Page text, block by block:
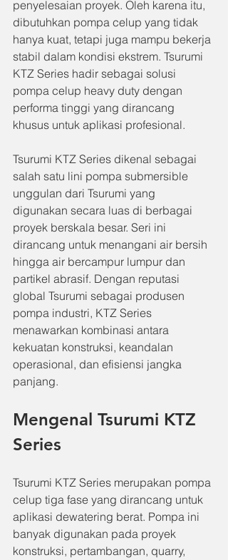
penyelesaian proyek. Oleh karena itu,
dibutuhkan pompa celup yang tidak
hanya kuat, tetapi juga mampu bekerja
stabil dalam kondisi ekstrem. Tsurumi
KTZ Series hadir sebagai solusi
pompa celup heavy duty dengan
performa tinggi yang dirancang
khusus untuk aplikasi profesional.
Tsurumi KTZ Series dikenal sebagai
salah satu lini pompa submersible
unggulan dari Tsurumi yang
digunakan secara luas di berbagai
proyek berskala besar. Seri ini
dirancang untuk menangani air bersih
hingga air bercampur lumpur dan
partikel abrasif. Dengan reputasi
global Tsurumi sebagai produsen
pompa industri, KTZ Series
menawarkan kombinasi antara
kekuatan konstruksi, keandalan
operasional, dan efisiensi jangka
panjang.
Mengenal Tsurumi KTZ
Series
Tsurumi KTZ Series merupakan pompa
celup tiga fase yang dirancang untuk
aplikasi dewatering berat. Pompa ini
banyak digunakan pada proyek
konstruksi, pertambangan, quarry,